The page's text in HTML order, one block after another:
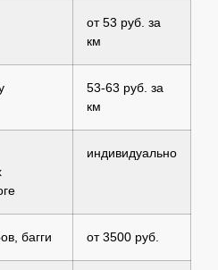
от 53 руб. за
км
53-63 руб. за
км
индивидуально
багги от 3500 руб.